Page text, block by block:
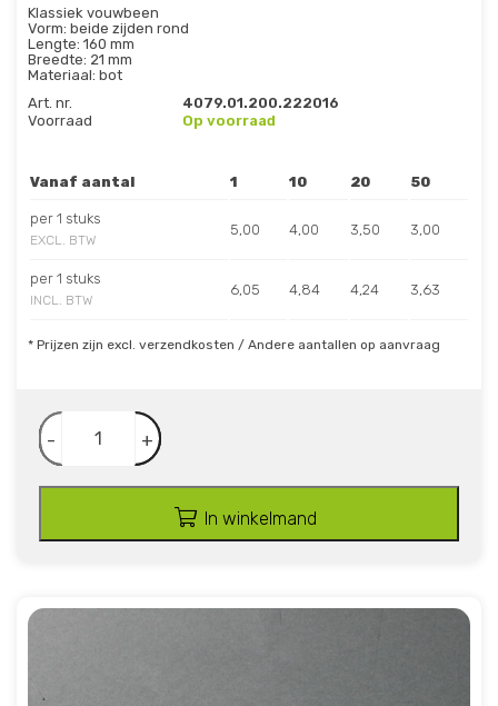
Klassiek vouwbeen
Vorm: beide zijden rond
Lengte: 160 mm
Breedte: 21 mm
Materiaal: bot
Art. nr.
4079.01.200.222016
Voorraad
Op voorraad
Vanaf aantal 1 10 20 50
per 1 stuks
EXCL. BTW
5,00 4,00 3,50 3,00
per 1 stuks
INCL. BTW
6,05 4,84 4,24 3,63
* Prijzen zijn excl. verzendkosten / Andere aantallen op aanvraag
- +
In winkelmand